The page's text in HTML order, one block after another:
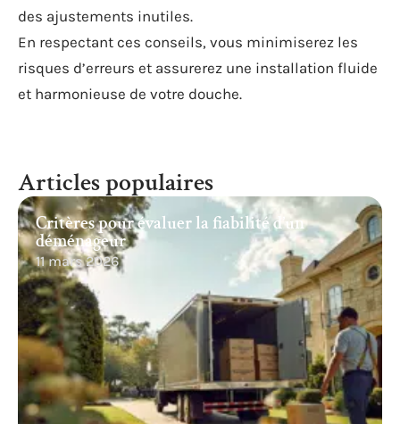
des ajustements inutiles.
En respectant ces conseils, vous minimiserez les
risques d’erreurs et assurerez une installation fluide
et harmonieuse de votre douche.
Articles populaires
Critères pour évaluer la fiabilité d’un
déménageur
11 mars 2026